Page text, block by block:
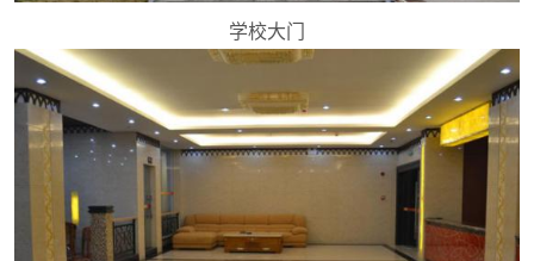
学校大门